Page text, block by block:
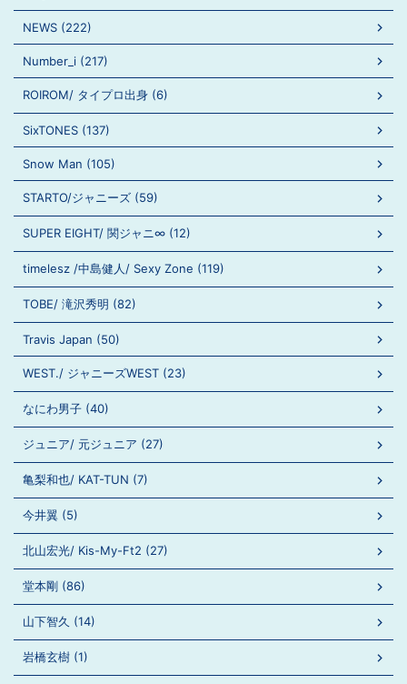
NEWS (222)
Number_i (217)
ROIROM/ タイプロ出身 (6)
SixTONES (137)
Snow Man (105)
STARTO/ジャニーズ (59)
SUPER EIGHT/ 関ジャニ∞ (12)
timelesz /中島健人/ Sexy Zone (119)
TOBE/ 滝沢秀明 (82)
Travis Japan (50)
WEST./ ジャニーズWEST (23)
なにわ男子 (40)
ジュニア/ 元ジュニア (27)
亀梨和也/ KAT-TUN (7)
今井翼 (5)
北山宏光/ Kis-My-Ft2 (27)
堂本剛 (86)
山下智久 (14)
岩橋玄樹 (1)